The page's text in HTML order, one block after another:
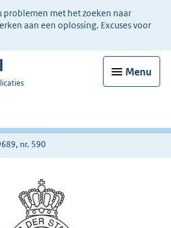
problemen met het zoeken naar
aan een oplossing. Excuses voor
Menu
nr. 590